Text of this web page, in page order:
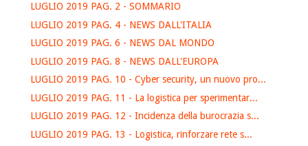
LUGLIO 2019 PAG. 2 - SOMMARIO
LUGLIO 2019 PAG. 4 - NEWS DALL'ITALIA
LUGLIO 2019 PAG. 6 - NEWS DAL MONDO
LUGLIO 2019 PAG. 8 - NEWS DALL'EUROPA
LUGLIO 2019 PAG. 10 - Cyber security, un nuovo pro...
LUGLIO 2019 PAG. 11 - La logistica per sperimentar...
LUGLIO 2019 PAG. 12 - Incidenza della burocrazia s...
LUGLIO 2019 PAG. 13 - Logistica, rinforzare rete s...